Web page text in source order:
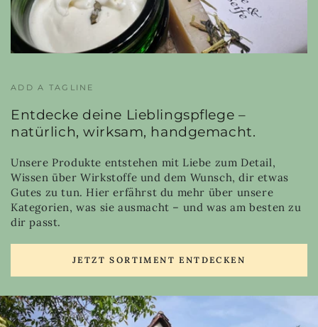
ADD A TAGLINE
Entdecke deine Lieblingspflege –
natürlich, wirksam, handgemacht.
Unsere Produkte entstehen mit Liebe zum Detail,
Wissen über Wirkstoffe und dem Wunsch, dir etwas
Gutes zu tun. Hier erfährst du mehr über unsere
Kategorien, was sie ausmacht – und was am besten zu
dir passt.
JETZT SORTIMENT ENTDECKEN